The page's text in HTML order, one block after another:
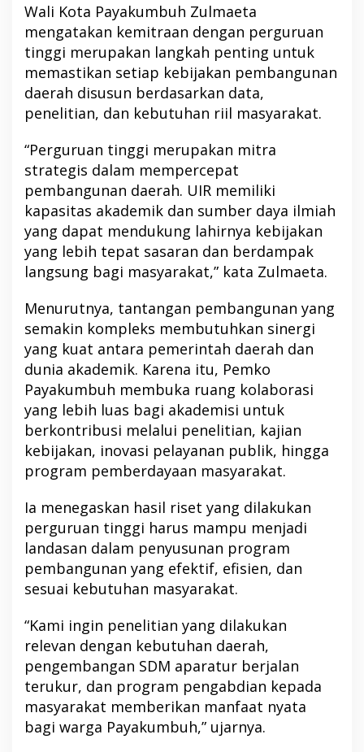
Wali Kota Payakumbuh Zulmaeta
mengatakan kemitraan dengan perguruan
tinggi merupakan langkah penting untuk
memastikan setiap kebijakan pembangunan
daerah disusun berdasarkan data,
penelitian, dan kebutuhan riil masyarakat.
“Perguruan tinggi merupakan mitra
strategis dalam mempercepat
pembangunan daerah. UIR memiliki
kapasitas akademik dan sumber daya ilmiah
yang dapat mendukung lahirnya kebijakan
yang lebih tepat sasaran dan berdampak
langsung bagi masyarakat,” kata Zulmaeta.
Menurutnya, tantangan pembangunan yang
semakin kompleks membutuhkan sinergi
yang kuat antara pemerintah daerah dan
dunia akademik. Karena itu, Pemko
Payakumbuh membuka ruang kolaborasi
yang lebih luas bagi akademisi untuk
berkontribusi melalui penelitian, kajian
kebijakan, inovasi pelayanan publik, hingga
program pemberdayaan masyarakat.
Ia menegaskan hasil riset yang dilakukan
perguruan tinggi harus mampu menjadi
landasan dalam penyusunan program
pembangunan yang efektif, efisien, dan
sesuai kebutuhan masyarakat.
“Kami ingin penelitian yang dilakukan
relevan dengan kebutuhan daerah,
pengembangan SDM aparatur berjalan
terukur, dan program pengabdian kepada
masyarakat memberikan manfaat nyata
bagi warga Payakumbuh,” ujarnya.